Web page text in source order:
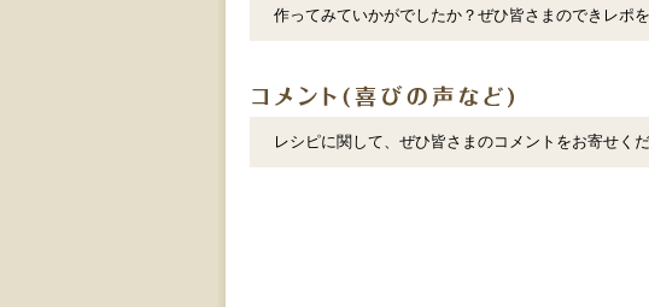
作ってみていかがでしたか？ぜひ皆さまのできレポ
レシピに関して、ぜひ皆さまのコメントをお寄せくだ